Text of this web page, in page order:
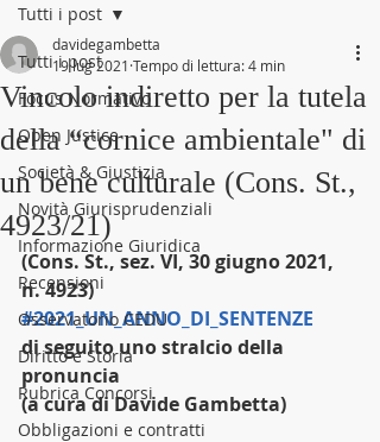
Tutti i post
Focus Normativo
Open Justice
Società & Giustizia
Novità Giurisprudenziali
Informazione Giuridica
Recensioni
Osservatorio CEDU
Diritto e Storia
Rubrica Concorsi
Obbligazioni e contratti
Tutti i post
Vincolo indiretto per la tutela
della “cornice ambientale" di
un bene culturale (Cons. St.,
4923/21)
davidegambetta
19 lug 2021 Tempo di lettura: 4 min
(Cons. St., sez. VI, 30 giugno 2021,
n. 4923)
#2021_UN_ANNO_DI_SENTENZE
di seguito uno stralcio della
pronuncia
(a cura di Davide Gambetta)